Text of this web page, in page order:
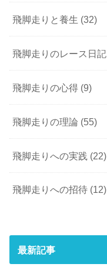
飛脚走りと養生 (32)
飛脚走りのレース日記
飛脚走りの心得 (9)
飛脚走りの理論 (55)
飛脚走りへの実践 (22)
飛脚走りへの招待 (12)
最新記事